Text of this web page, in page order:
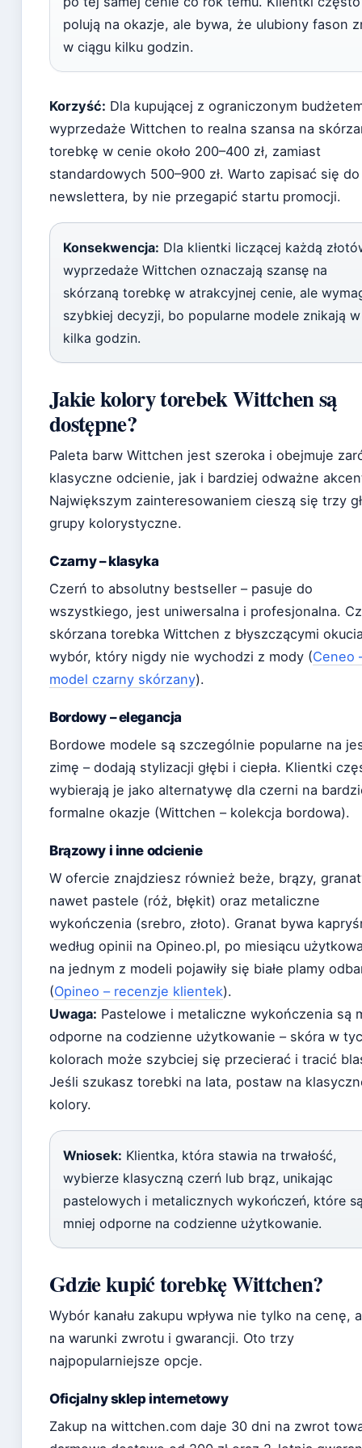
polują na okazje, ale bywa, że ulubiony fason
w ciągu kilku godzin.
Korzyść: Dla kupującej z ograniczonym
wyprzedaże Wittchen to realna szansa na
torebkę w cenie około 200–400 zł, zamiast
standardowych 500–900 zł. Warto zapisać się do
newslettera, by nie przegapić startu promocji.
Konsekwencja: Dla klientki liczącej każdą
wyprzedaże Wittchen oznaczają szansę na
skórzaną torebkę w atrakcyjnej cenie, ale
szybkiej decyzji, bo popularne modele znikają w
kilka godzin.
Jakie kolory torebek Wittchen są
dostępne?
Paleta barw Wittchen jest szeroka i obejmuje
klasyczne odcienie, jak i bardziej odważne
Największym zainteresowaniem cieszą się trzy
grupy kolorystyczne.
Czarny – klasyka
Czerń to absolutny bestseller – pasuje do
wszystkiego, jest uniwersalna i profesjonalna.
skórzana torebka Wittchen z błyszczącymi
wybór, który nigdy nie wychodzi z mody (Ceneo
model czarny skórzany).
Bordowy – elegancja
Bordowe modele są szczególnie popularne na
zimę – dodają stylizacji głębi i ciepła. Klientki
wybierają je jako alternatywę dla czerni na
formalne okazje (Wittchen – kolekcja bordowa).
Brązowy i inne odcienie
W ofercie znajdziesz również beże, brązy,
nawet pastele (róż, błękit) oraz metaliczne
wykończenia (srebro, złoto). Granat bywa
według opinii na Opineo.pl, po miesiącu
na jednym z modeli pojawiły się białe plamy
(Opineo – recenzje klientek).
Uwaga: Pastelowe i metaliczne wykończenia są
odporne na codzienne użytkowanie – skóra w
kolorach może szybciej się przecierać i tracić
Jeśli szukasz torebki na lata, postaw na
kolory.
Wniosek: Klientka, która stawia na trwałość,
wybierze klasyczną czerń lub brąz, unikając
pastelowych i metalicznych wykończeń, które
mniej odporne na codzienne użytkowanie.
Gdzie kupić torebkę Wittchen?
Wybór kanału zakupu wpływa nie tylko na cenę,
na warunki zwrotu i gwarancji. Oto trzy
najpopularniejsze opcje.
Oficjalny sklep internetowy
Zakup na wittchen.com daje 30 dni na zwrot